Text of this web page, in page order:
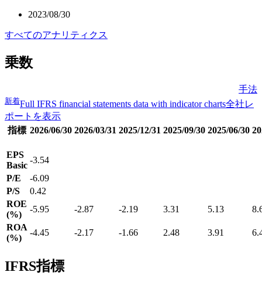
2023/08/30
すべてのアナリティクス
乗数
手法
新着Full IFRS financial statements data with indicator charts全社レ
ポートを表示
指標 2026/06/30 2026/03/31 2025/12/31 2025/09/30 2025/06/30
EPS
Basic
-3.54
P/E
-6.09
P/S
0.42
ROE
(%)
-5.95 -2.87 -2.19 3.31 5.13
ROA
(%)
-4.45 -2.17 -1.66 2.48 3.91
IFRS指標